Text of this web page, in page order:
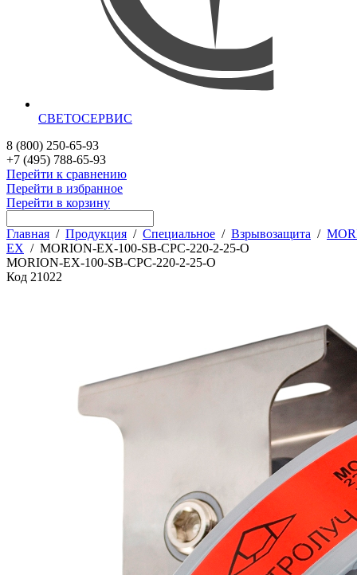
СВЕТОСЕРВИС
8 (800) 250-65-93
+7 (495) 788-65-93
Перейти к сравнению
Перейти в избранное
Перейти в корзину
Главная / Продукция / Специальное / Взрывозащита /
EX / MORION-EX-100-SB-CPC-220-2-25-О
MORION-EX-100-SB-CPC-220-2-25-О
Код 21022